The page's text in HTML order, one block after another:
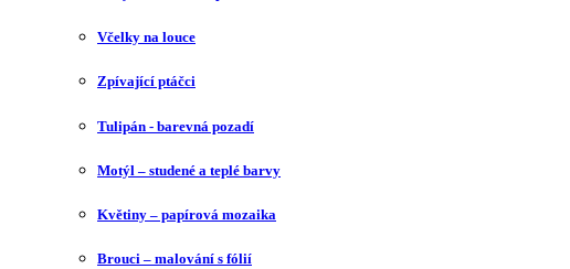
Včelky na louce
Zpívající ptáčci
Tulipán - barevná pozadí
Motýl – studené a teplé barvy
Květiny – papírová mozaika
Brouci – malování s fólií